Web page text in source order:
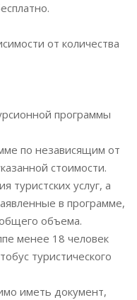
от количества
программы
по независящим от
стоимости.
туристских услуг, а
в программе,
объема.
менее 18 человек
туристического
иметь документ,